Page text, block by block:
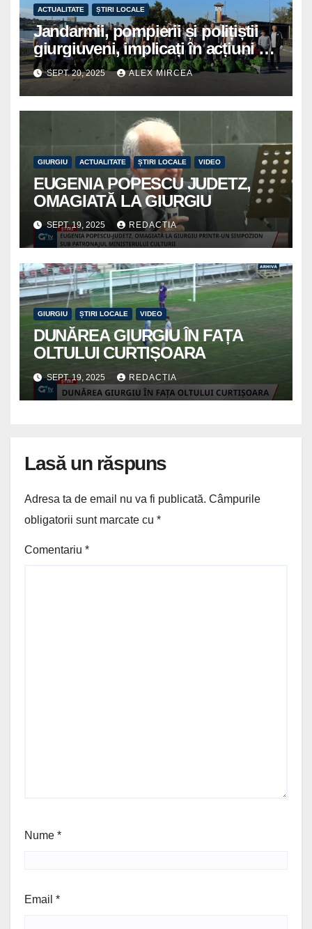
ACTUALITATE ȘTIRI LOCALE
Jandarmii, pompierii și polițiștii
giurgiuveni, implicați în acțiuni de
voluntariat pentru un oraș mai
curat
SEPT. 20, 2025 ALEX MIRCEA
GIURGIU ACTUALITATE ȘTIRI LOCALE VIDEO
EUGENIA POPESCU JUDETZ,
OMAGIATĂ LA GIURGIU
SEPT. 19, 2025 REDACTIA
GIURGIU ȘTIRI LOCALE VIDEO
DUNĂREA GIURGIU ÎN FAȚA
OLTULUI CURTIȘOARA
SEPT. 19, 2025 REDACTIA
Lasă un răspuns
Adresa ta de email nu va fi publicată. Câmpurile
obligatorii sunt marcate cu *
Comentariu *
Nume *
Email *